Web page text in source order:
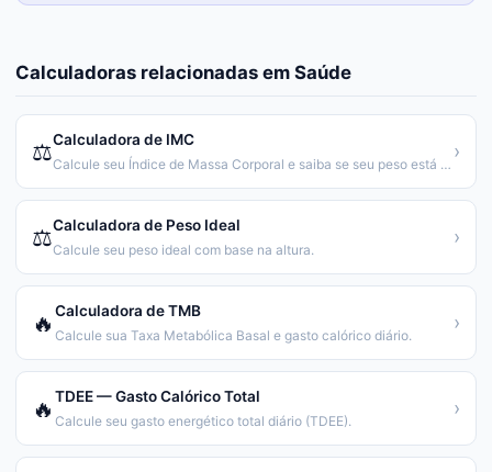
Calculadoras relacionadas em Saúde
⚖️Calculadora de IMC
Calcule seu Índice de Massa Corporal e saiba se seu peso está saudável.
›
⚖️Calculadora de Peso Ideal
Calcule seu peso ideal com base na altura.
›
🔥 Calculadora de TMB
Calcule sua Taxa Metabólica Basal e gasto calórico diário.
›
🔥 TDEE — Gasto Calórico Total
Calcule seu gasto energético total diário (TDEE).
›